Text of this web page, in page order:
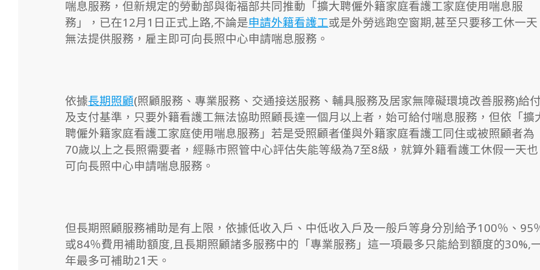
喘息服務，但新規定的勞動部與衛福部共同推動「擴大聘僱外籍家庭看護工家庭使用喘息服
務」，已在12月1日正式上路,不論是申請外籍看護工或是外勞逃跑空窗期,甚至只要移工休一天
無法提供服務，雇主即可向長照中心申請喘息服務。
依據長期照顧(照顧服務、專業服務、交通接送服務、輔具服務及居家無障礙環境改善服務)給付
及支付基準，只要外籍看護工無法協助照顧長達一個月以上者，始可給付喘息服務，但依「擴
聘僱外籍家庭看護工家庭使用喘息服務」若是受照顧者僅與外籍家庭看護工同住或被照顧者為
70歲以上之長照需要者，經縣市照管中心評估失能等級為7至8級，就算外籍看護工休假一天也
可向長照中心申請喘息服務。
但長期照顧服務補助是有上限，依據低收入戶、中低收入戶及一般戶等身分別給予100％、95
或84％費用補助額度,且長期照顧諸多服務中的「專業服務」這一項最多只能給到額度的30%,
年最多可補助21天。